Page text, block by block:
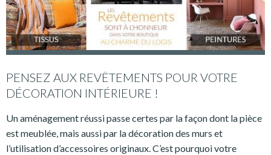
PENSEZ AUX REVÊTEMENTS POUR VOTRE
DÉCORATION INTÉRIEURE !
Un aménagement réussi passe certes par la façon dont la pièce
est meublée, mais aussi par la décoration des murs et
l’utilisation d’accessoires originaux. C’est pourquoi votre